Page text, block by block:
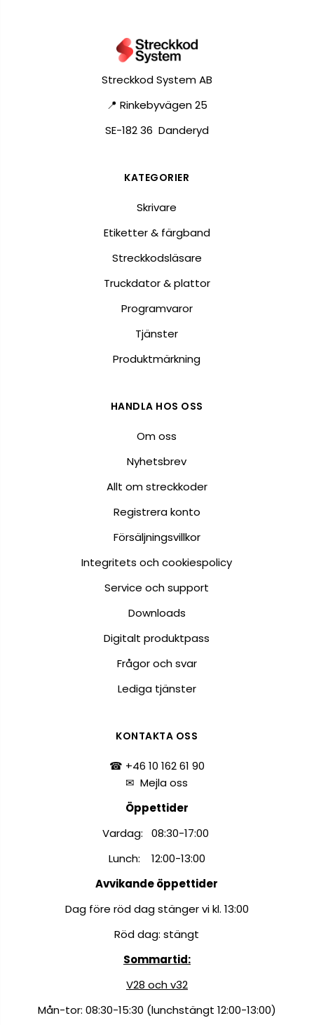
Streckkod System AB
📍 Rinkebyvägen 25
SE-182 36 Danderyd
KATEGORIER
Skrivare
Etiketter & färgband
Streckkodsläsare
Truckdator & plattor
Programvaror
Tjänster
Produktmärkning
HANDLA HOS OSS
Om oss
Nyhetsbrev
Allt om streckkoder
Registrera konto
Försäljningsvillkor
Integritets och cookiespolicy
Service och support
Downloads
Digitalt produktpass
Frågor och svar
Lediga tjänster
KONTAKTA OSS
☎ +46 10 162 61 90
✉Mejla oss
Öppettider
Vardag: 08:30-17:00
Lunch: 12:00-13:00
Avvikande öppettider
Dag före röd dag stänger vi kl. 13:00
Röd dag: stängt
Sommartid:
V28 och v32
Mån-tor: 08:30-15:30 (lunchstängt 12:00-13:00)